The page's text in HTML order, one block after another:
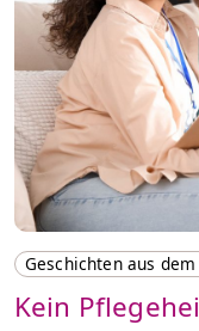
Geschichten aus
Kein